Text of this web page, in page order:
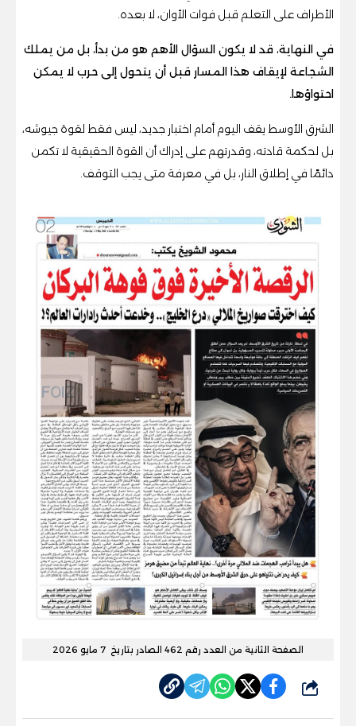
الأطراف على التعلم قبل فوات الأوان، لا بعده.
في النهاية، قد لا يكون السؤال الأهم هو من بدأ، بل من يملك
الشجاعة لإيقاف هذا المسار قبل أن يتحول إلى حرب لا يمكن
احتواؤها.
الشرق الأوسط يقف اليوم أمام اختبار جديد، ليس فقط لقوة جيوشه،
بل لحكمة قادته، وقدرتهم على إدراك أن القوة الحقيقية لا تكمن
دائمًا في إطلاق النار، بل في معرفة متى يجب التوقف.
الصفحة الثانية من العدد رقم 462 الصادر بتاريخ 7 مايو 2026
شارك